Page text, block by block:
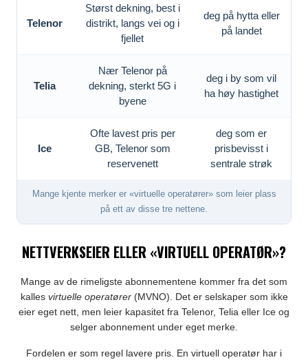
Telenor
Størst dekning, best i
distrikt, langs vei og i
fjellet
deg på hytta eller
på landet
Telia
Nær Telenor på
dekning, sterkt 5G i
byene
deg i by som vil
ha høy hastighet
Ice
Ofte lavest pris per
GB, Telenor som
reservenett
deg som er
prisbevisst i
sentrale strøk
Mange kjente merker er «virtuelle operatører» som leier plass
på ett av disse tre nettene.
NETTVERKSEIER ELLER «VIRTUELL OPERATØR»?
Mange av de rimeligste abonnementene kommer fra det som
kalles virtuelle operatører(MVNO). Det er selskaper som ikke
eier eget nett, men leier kapasitet fra Telenor, Telia eller Ice og
selger abonnement under eget merke.
Fordelen er som regel lavere pris. En virtuell operatør har i